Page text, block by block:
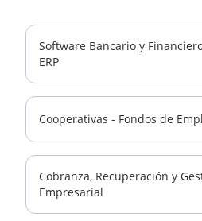
Software Bancario y
ERP
Cooperativas - Fondos de
Cobranza, Recuperación y
Empresarial